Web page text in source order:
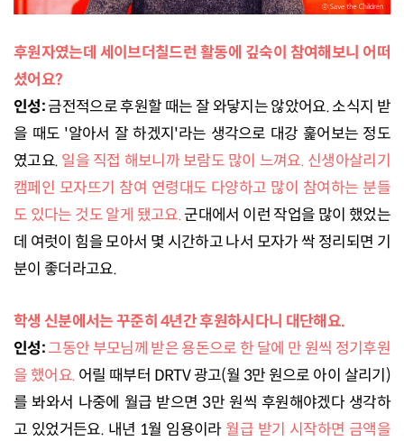
후원자였는데 세이브더칠드런 활동에 깊숙이 참여해보니 어떠
셨어요?
인성:금전적으로 후원할 때는 잘 와닿지는 않았어요. 소식지 받
을 때도 '알아서 잘 하겠지'라는 생각으로 대강 훑어보는 정도
였고요. 일을 직접 해보니까 보람도 많이 느껴요. 신생아살리기
캠페인 모자뜨기 참여 연령대도 다양하고 많이 참여하는 분들
도 있다는 것도 알게 됐고요.군대에서 이런 작업을 많이 했었는
데 여럿이 힘을 모아서 몇 시간하고 나서 모자가 싹 정리되면 기
분이 좋더라고요.
학생 신분에서는 꾸준히 4년간 후원하시다니 대단해요.
인성:그동안 부모님께 받은 용돈으로 한 달에 만 원씩 정기후원
을 했어요. 어릴 때부터 DRTV 광고(월 3만 원으로 아이 살리기)
를 봐와서 나중에 월급 받으면 3만 원씩 후원해야겠다 생각하
고 있었거든요. 내년 1월 임용이라 월급 받기 시작하면 금액을